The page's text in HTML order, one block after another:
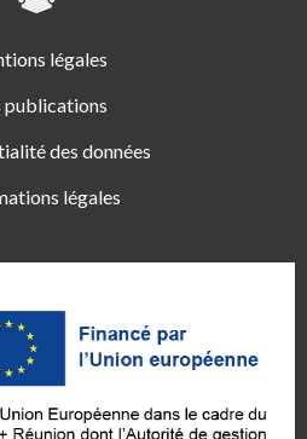
légales
publications
des données
légales